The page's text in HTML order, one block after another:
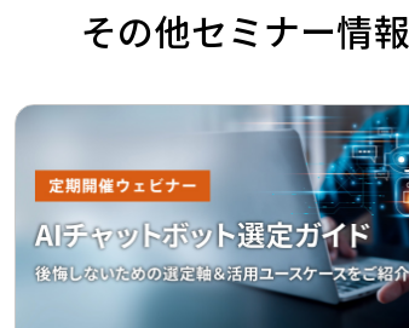
その他セミナー情報